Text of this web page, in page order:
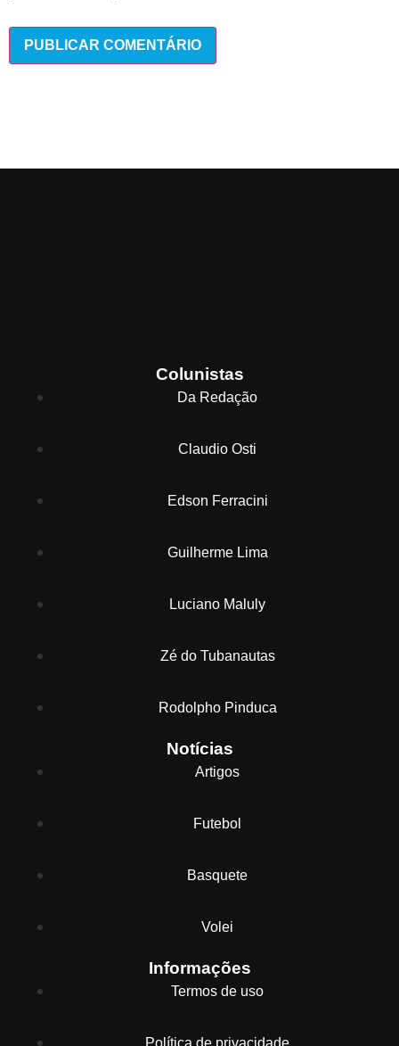
Colunistas
Da Redação
Claudio Osti
Edson Ferracini
Guilherme Lima
Luciano Maluly
Zé do Tubanautas
Rodolpho Pinduca
Notícias
Artigos
Futebol
Basquete
Volei
Informações
Termos de uso
Política de privacidade